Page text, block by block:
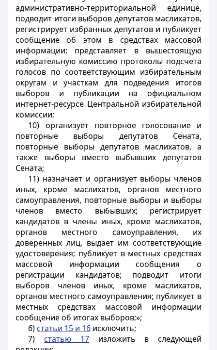
административно-территориальной единице,
подводит итоги выборов депутатов маслихатов,
регистрирует избранных депутатов и публикует
сообщение об этом в средствах массовой
информации; представляет в вышестоящую
избирательную комиссию протоколы подсчета
голосов по соответствующим избирательным
округам и участкам для подведения итогов
выборов и публикации на официальном
интернет-ресурсе Центральной избирательной
комиссии;
10) организует повторное голосование и
повторные выборы депутатов Сената,
повторные выборы депутатов маслихатов, а
также выборы вместо выбывших депутатов
Сената;
11) назначает и организует выборы членов
иных, кроме маслихатов, органов местного
самоуправления, повторные выборы и выборы
членов вместо выбывших; регистрирует
кандидатов в члены иных, кроме маслихатов,
органов местного самоуправления, их
доверенных лиц, выдает им соответствующие
удостоверения; публикует в местных средствах
массовой информации сообщения о
регистрации кандидатов; подводит итоги
выборов членов иных, кроме маслихатов,
органов местного самоуправления; публикует в
местных средствах массовой информации
сообщение об итогах выборов;»;
6) статьи 15 и 16 исключить;
7) статью 17изложить в следующей